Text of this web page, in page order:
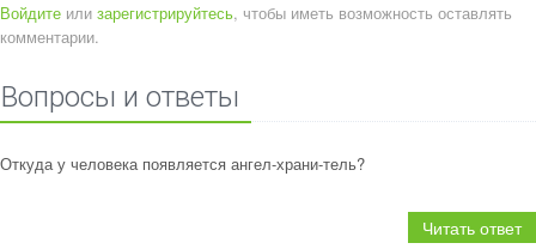
Войдите или зарегистрируйтесь, чтобы иметь возможность оставлять
комментарии.
Вопросы и ответы
Откуда у человека появляется ангел-храни-тель?
Читать ответ